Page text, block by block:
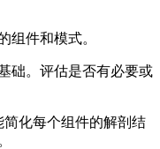
组件和模式。
础。评估是否有必要或
化每个组件的解剖结